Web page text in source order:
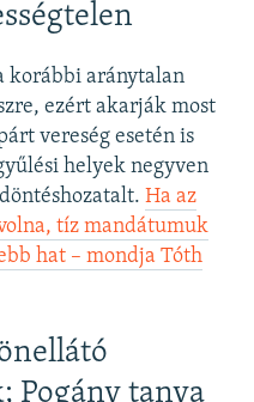
korábbi aránytalan
ezért akarják most
vereség esetén is
helyek negyven
Ha az
tíz mandátumuk
hat – mondja Tóth
Pogány tanya